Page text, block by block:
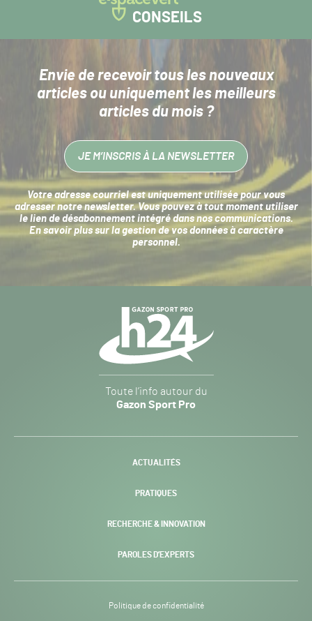
CONSEILS
Envie de recevoir tous les nouveaux
articlesou uniquement les meilleurs
articles du mois ?
JE M’INSCRIS À LA NEWSLETTER
Votre adresse courriel est uniquement utilisée pour vous
adresser notre newsletter. Vous pouvez à tout moment utiliser
le lien de désabonnement intégré dans nos communications.
En savoir plus sur la gestion de vos données à caractère
personnel.
Sport
Pro
-
Toute l’info autour du
Gazon Sport Pro
ACTUALITÉS
PRATIQUES
RECHERCHE & INNOVATION
PAROLES D’EXPERTS
Politique de confidentialité